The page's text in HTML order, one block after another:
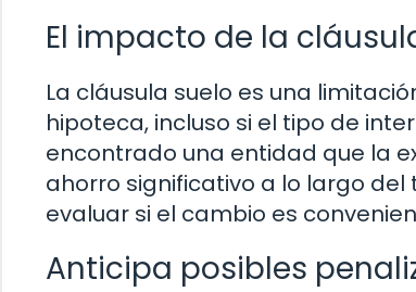
El impacto de la
La cláusula suelo es una
hipoteca, incluso si el tipo de
encontrado una entidad que la
ahorro significativo a lo largo
evaluar si el cambio es
Anticipa posibles